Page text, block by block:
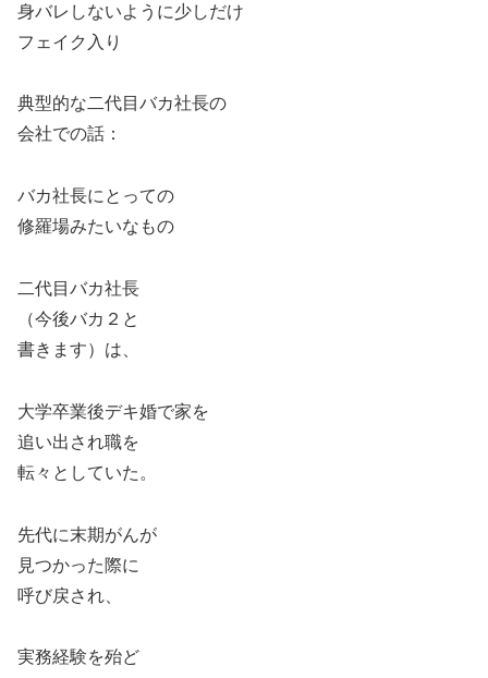
身バレしないように少しだけ
フェイク入り
典型的な二代目バカ社長の
会社での話：
バカ社長にとっての
修羅場みたいなもの
二代目バカ社長
（今後バカ２と
書きます）は、
大学卒業後デキ婚で家を
追い出され職を
転々としていた。
先代に末期がんが
見つかった際に
呼び戻され、
実務経験を殆ど